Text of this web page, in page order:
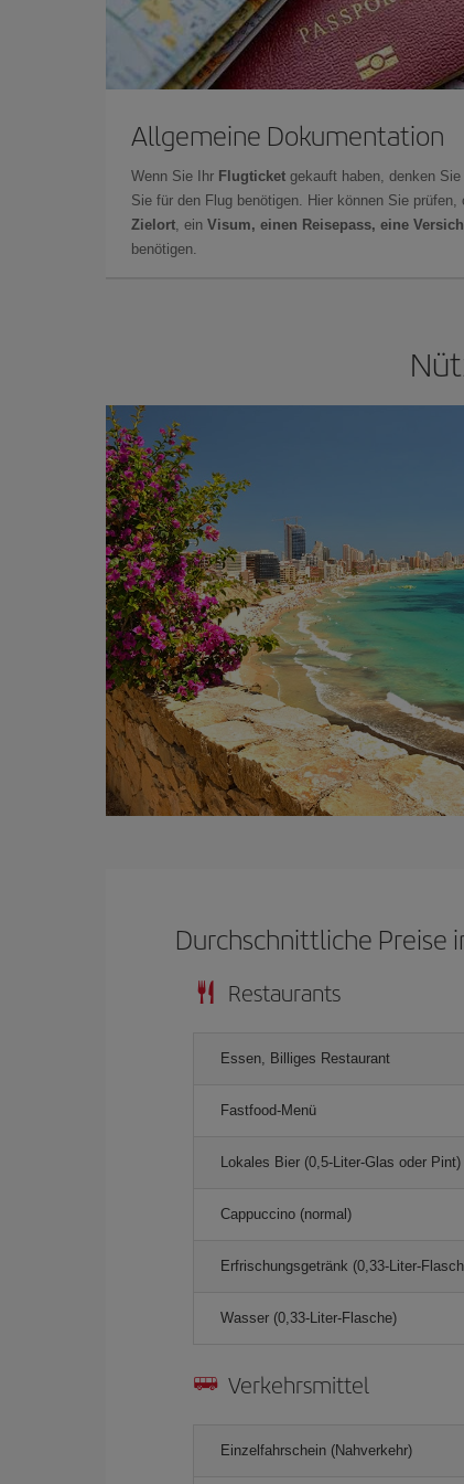
Allgemeine Dokumentation
Wenn Sie Ihr Flugticket gekauft haben, denken
Sie für den Flug benötigen. Hier können Sie prüfen,
Zielort, ein Visum, einen Reisepass, eine
benötigen.
Durchschnittliche Preise
Restaurants
Essen, Billiges Restaurant
Fastfood-Menü
Lokales Bier (0,5-Liter-Glas oder Pint)
Cappuccino (normal)
Erfrischungsgetränk (0,33-Liter-
Wasser (0,33-Liter-Flasche)
Verkehrsmittel
Einzelfahrschein (Nahverkehr)